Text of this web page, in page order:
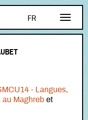
FR
EN
contenu principal
- Langues,
au Maghreb et